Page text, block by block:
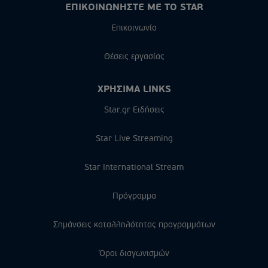
ΕΠΙΚΟΙΝΩΝΗΣΤΕ ΜΕ ΤΟ STAR
Επικοινωνία
Θέσεις εργασίας
ΧΡΗΣΙΜΑ LINKS
Star.gr Ειδήσεις
Star Live Streaming
Star International Stream
Πρόγραμμα
Σημάνσεις καταλληλότητας προγραμμάτων
Όροι διαγωνισμών